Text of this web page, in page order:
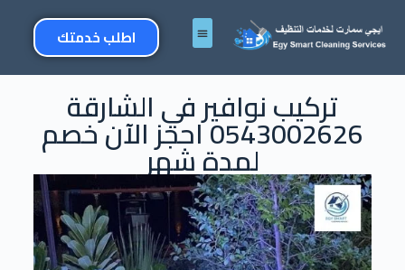
اطلب خدمتك
تركيب نوافير في الشارقة
0543002626 احجز الآن خصم
لمدة شهر